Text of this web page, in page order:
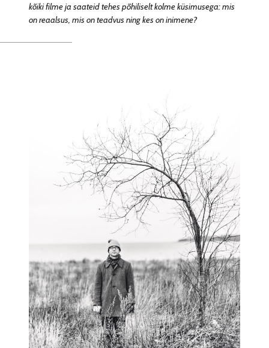
kõiki filme ja saateid tehes põhiliselt kolme küsimusega: mis
on reaalsus, mis on teadvus ning kes on inimene?